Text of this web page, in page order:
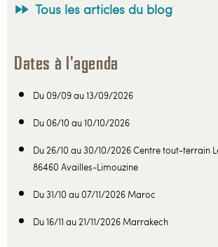
Tous les articles du blog
Dates à l'agenda
Du 09/09 au 13/09/2026
Du 06/10 au 10/10/2026
Du 26/10 au 30/10/2026 Centre tout-terrain
86460 Availles-Limouzine
Du 31/10 au 07/11/2026 Maroc
Du 16/11 au 21/11/2026 Marrakech